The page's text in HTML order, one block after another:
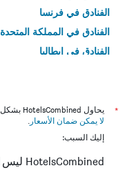
الفنادق في فرنسا
الفنادق في المملكة المتحدة
الفنادق في إيطاليا
*
يحاول HotelsCombined بشكل دائم الحصول على الأسعار الدقيقة، ولكن
لا يمكن ضمان الأسعار .
إليك السبب:
HotelsCombined ليس البائع